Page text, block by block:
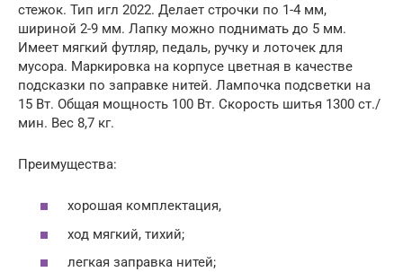
стежок. Тип игл 2022. Делает строчки по 1-4 мм,
шириной 2-9 мм. Лапку можно поднимать до 5 мм.
Имеет мягкий футляр, педаль, ручку и лоточек для
мусора. Маркировка на корпусе цветная в качестве
подсказки по заправке нитей. Лампочка подсветки на
15 Вт. Общая мощность 100 Вт. Скорость шитья 1300 ст./
мин. Вес 8,7 кг.
Преимущества:
хорошая комплектация,
ход мягкий, тихий;
легкая заправка нитей;